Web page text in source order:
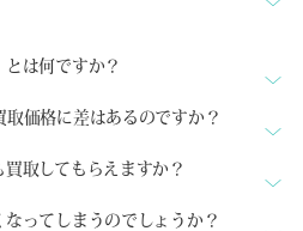
は何ですか？
価格に差はあるのですか？
取してもらえますか？
ってしまうのでしょうか？